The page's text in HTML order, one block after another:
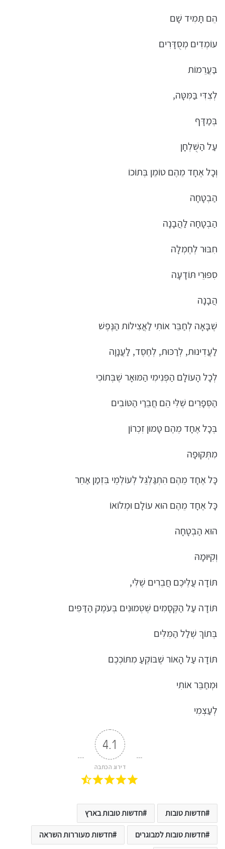
הֵם תָּמִיד שָׁם
עוֹמְדִים מְסֻדָּרִים
בַּעֲרֵמוֹת
לְצִדִּי בַּמִּטָּה,
בְּמַדָּף
עַל הַשֻּׁלְחָן
וְכָל אֶחָד מֵהֶם טוֹמֵן בְּתוֹכוֹ
הַבְטָחָה
הַבְטָחָה לַהֲבָנָה
חִבּוּר לְחֶמְלָה
סִפּוּרֵי תּוֹדָעָה
הֲבָנָה
שֶׁבָּאָה לְחַבֵּר אוֹתִי לַאֲצִילוֹת הַנֶּפֶשׁ
לַעֲדִינוּת, לְרַכּוּת, לְחֶסֶד, לַעֲנָוָה
לְכָל הָעוֹלָם הַפְּנִימִי הַמּוּאָר שֶׁבְּתוֹכִי
הַסְּפָרִים שֶׁלִּי הֵם חֲבֵרַי הַטּוֹבִים
בְּכָל אֶחָד מֵהֶם טָמוּן זִכְרוֹן
מִתְּקוּפָה
כָּל אֶחָד מֵהֶם הִתְגַּלְגֵּל לְעוֹלְמֵי בִּזְמַן אַחֵר
כָּל אֶחָד מֵהֶם הוּא עוֹלָם וּמְלוֹאוֹ
הוּא הַבְטָחָה
וְקִיּוּמָהּ
תּוֹדָה עֲלֵיכֶם חֲבֵרִים שֶׁלִּי,
תּוֹדָה עַל הַקְּסָמִים שֶׁטְּמוּנִים בְּעֹמֶק הַדַּפִּים
בְּתוֹךְ שְׁלַל הַמִּלִּים
תּוֹדָה עַל הָאוֹר שֶׁבּוֹקֵעַ מִתּוֹכְכֶם
וּמְחַבֵּר אוֹתִי
לְעַצְמִי
4.1
דירוג הכתבה
חדשות טובות חדשות טובות בארץ
חדשות טובות למבוגרים חדשות מעוררות השראה